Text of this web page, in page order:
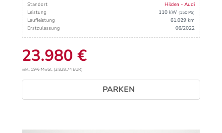
Standort
Hilden - Audi
Leistung
110 kW (150 PS)
Laufleistung
61.029 km
Erstzulassung
06/2022
23.980 €
inkl. 19% MwSt. (3.828,74 EUR)
PARKEN